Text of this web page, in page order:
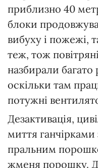
приблизно 40
блоки
вибуху і пожежі,
теж, тож
назбирали багато
оскільки там
потужні
Дезактивація,
миття
пральним
жменя порошку.